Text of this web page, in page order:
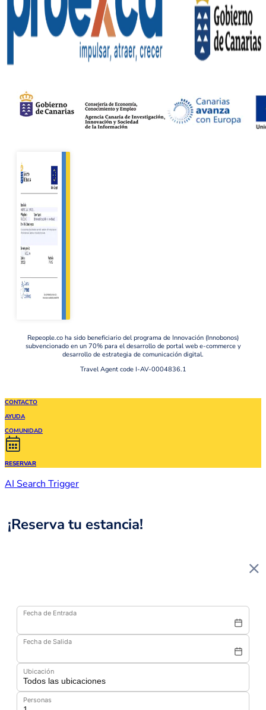
Repeople.co ha sido beneficiario del programa de Innovación (Innobonos)
subvencionado en un 70% para el desarrollo de portal web e-commerce y
desarrollo de estrategia de comunicación digital.
Travel Agent code I-AV-0004836.1
CONTACTO
AYUDA
COMUNIDAD
RESERVAR
AI Search Trigger
¡Reserva tu estancia!
Fecha de Entrada
Fecha de Salida
Ubicación
Personas